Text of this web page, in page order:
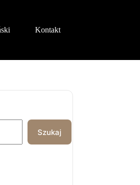
Kontakt
Szukaj